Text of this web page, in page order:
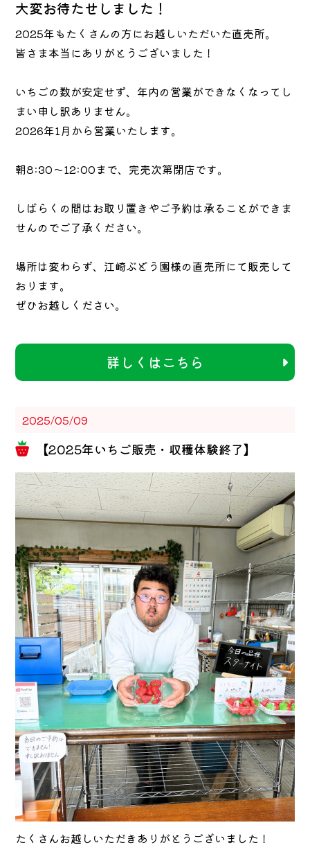
大変お待たせしました！
2025年もたくさんの方にお越しいただいた直売所。
皆さま本当にありがとうございました！
いちごの数が安定せず、年内の営業ができなくなってし
まい申し訳ありません。
2026年1月から営業いたします。
朝8:30〜12:00まで、完売次第閉店です。
しばらくの間はお取り置きやご予約は承ることができま
せんのでご了承ください。
場所は変わらず、江崎ぶどう園様の直売所にて販売して
おります。
ぜひお越しください。
詳しくはこちら
2025/05/09
【2025年いちご販売・収穫体験終了】
たくさんお越しいただきありがとうございました！